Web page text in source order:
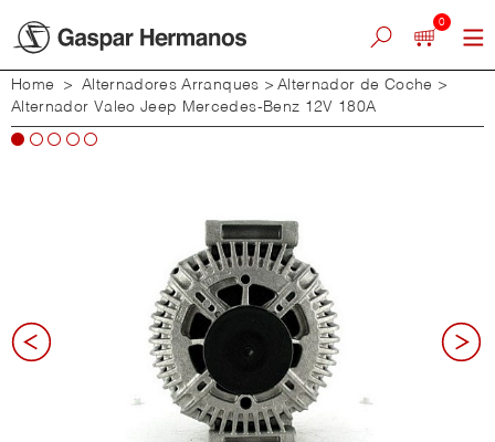
0
Home > Alternadores Arranques > Alternador de Coche >
Alternador Valeo Jeep Mercedes-Benz 12V 180A